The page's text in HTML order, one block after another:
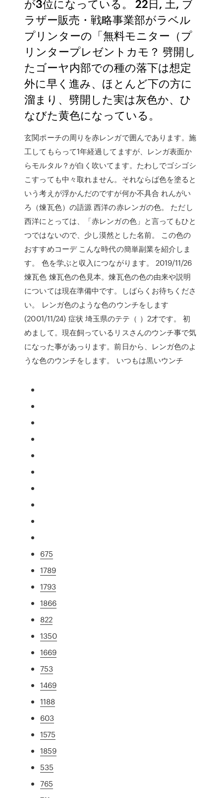
が3位になっている。 22日, 土, ブ
ラザー販売・戦略事業部がラベル
プリンターの「無料モニター（プ
リンタープレゼントカモ？ 劈開し
たゴーヤ内部での種の落下は想定
外に早く進み、ほとんど下の方に
溜まり、劈開した実は灰色か、ひ
なびた黄色になっている。
玄関ポーチの周りを赤レンガで囲んであります。施
工してもらって1年経過してますが、レンガ表面か
らモルタル？が白く吹いてます。たわしでゴシゴシ
こすっても中々取れません。それならば色を塗ると
いう考えが浮かんだのですが何か不具合 れんがい
ろ（煉瓦色）の語源 西洋の赤レンガの色。 ただし
西洋にとっては、「赤レンガの色」と言ってもひと
つではないので、少し漠然とした名前。 この色の
おすすめコーデ こんな時代の簡単副業を紹介しま
す。 色を学ぶと収入につながります。 2019/11/26
煉瓦色 煉瓦色の色見本。煉瓦色の色の由来や説明
については現在準備中です。しばらくお待ちくださ
い。 レンガ色のような色のウンチをします
(2001/11/24) 症状 埼玉県のテテ（ ）2才です。 初
めまして。現在飼っているリスさんのウンチ事で気
になった事があっります。前日から、レンガ色のよ
うな色のウンチをします。 いつもは黒いウンチ
675
1789
1793
1866
822
1350
1669
753
1469
1188
603
1575
1859
535
765